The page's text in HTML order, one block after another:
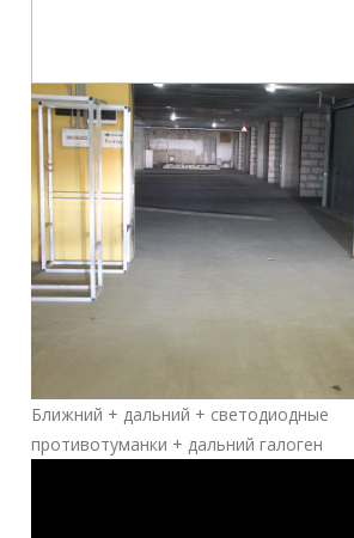
Ближний + дальний + светодиодные
противотуманки + дальний галоген